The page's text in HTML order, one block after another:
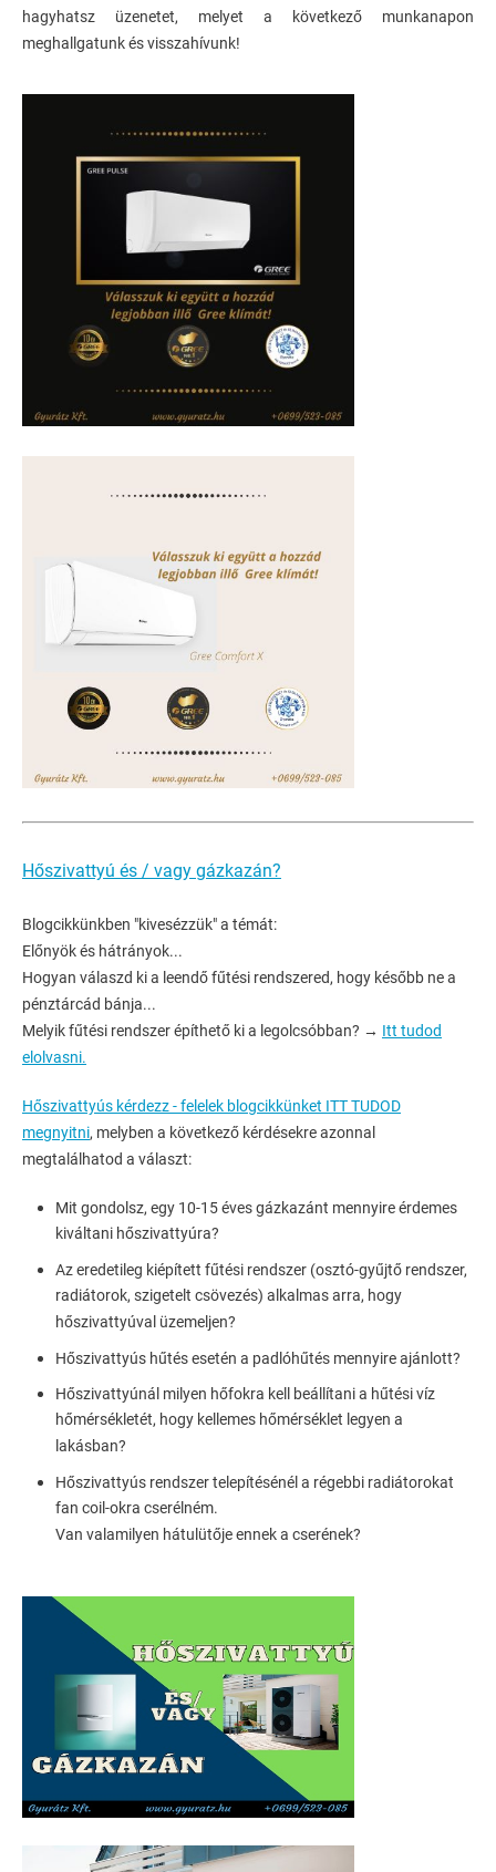
hagyhatsz üzenetet, melyet a következő munkanapon
meghallgatunk és visszahívunk!
Hőszivattyú és / vagy gázkazán?
Blogcikkünkben "kivesézzük" a témát:
Előnyök és hátrányok...
Hogyan válaszd ki a leendő fűtési rendszered, hogy később ne a
pénztárcád bánja...
Melyik fűtési rendszer építhető ki a legolcsóbban? → Itt tudod
elolvasni.
Hőszivattyús kérdezz - felelek blogcikkünket ITT TUDOD
megnyitni, melyben a következő kérdésekre azonnal
megtalálhatod a választ:
Mit gondolsz, egy 10-15 éves gázkazánt mennyire érdemes
kiváltani hőszivattyúra?
Az eredetileg kiépített fűtési rendszer (osztó-gyűjtő rendszer,
radiátorok, szigetelt csövezés) alkalmas arra, hogy
hőszivattyúval üzemeljen?
Hőszivattyús hűtés esetén a padlóhűtés mennyire ajánlott?
Hőszivattyúnál milyen hőfokra kell beállítani a hűtési víz
hőmérsékletét, hogy kellemes hőmérséklet legyen a
lakásban?
Hőszivattyús rendszer telepítésénél a régebbi radiátorokat
fan coil-okra cserélném.
Van valamilyen hátulütője ennek a cserének?